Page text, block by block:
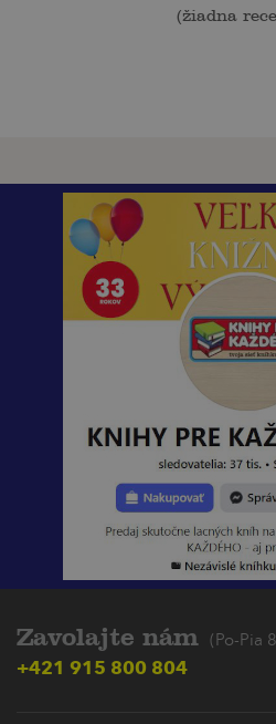
(žiadna
Zavolajte nám (Po-Pia
+421 915 800 804